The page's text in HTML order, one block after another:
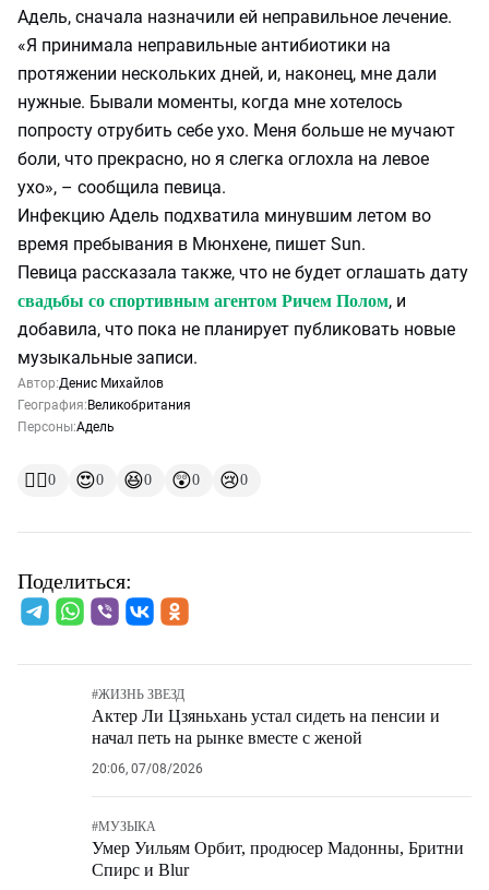
Адель, сначала назначили ей неправильное лечение.
«Я принимала неправильные антибиотики на
протяжении нескольких дней, и, наконец, мне дали
нужные. Бывали моменты, когда мне хотелось
попросту отрубить себе ухо. Меня больше не мучают
боли, что прекрасно, но я слегка оглохла на левое
ухо», – сообщила певица.
Инфекцию Адель подхватила минувшим летом во
время пребывания в Мюнхене, пишет Sun.
Певица рассказала также, что не будет оглашать дату
свадьбы со спортивным агентом Ричем Полом, и
добавила, что пока не планирует публиковать новые
музыкальные записи.
Автор:Денис Михайлов
География: Великобритания
Персоны:Адель
👍🏻0 😍0 😆0 😲0 😢0
Поделиться:
#ЖИЗНЬ ЗВЕЗД
Актер Ли Цзяньхань устал сидеть на пенсии и
начал петь на рынке вместе с женой
20:06, 07/08/2026
#МУЗЫКА
Умер Уильям Орбит, продюсер Мадонны, Бритни
Спирс и Blur